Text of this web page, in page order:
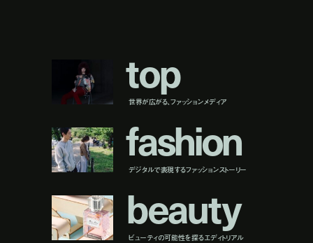
top
世界が広がる、ファッションメディア
fashion
デジタルで表現するファッションストーリー
beauty
ビューティの可能性を探るエディトリアル